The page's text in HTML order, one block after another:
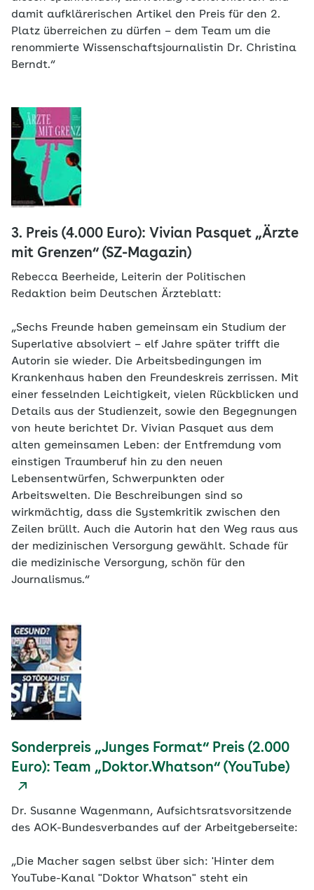
damit aufklärerischen Artikel den Preis für den 2.
Platz überreichen zu dürfen – dem Team um die
renommierte Wissenschaftsjournalistin Dr. Christina
Berndt.“
3. Preis (4.000 Euro): Vivian Pasquet „Ärzte
mit Grenzen“ (SZ-Magazin)
Rebecca Beerheide, Leiterin der Politischen
Redaktion beim Deutschen Ärzteblatt:
„Sechs Freunde haben gemeinsam ein Studium der
Superlative absolviert – elf Jahre später trifft die
Autorin sie wieder. Die Arbeitsbedingungen im
Krankenhaus haben den Freundeskreis zerrissen. Mit
einer fesselnden Leichtigkeit, vielen Rückblicken und
Details aus der Studienzeit, sowie den Begegnungen
von heute berichtet Dr. Vivian Pasquet aus dem
alten gemeinsamen Leben: der Entfremdung vom
einstigen Traumberuf hin zu den neuen
Lebensentwürfen, Schwerpunkten oder
Arbeitswelten. Die Beschreibungen sind so
wirkmächtig, dass die Systemkritik zwischen den
Zeilen brüllt. Auch die Autorin hat den Weg raus aus
der medizinischen Versorgung gewählt. Schade für
die medizinische Versorgung, schön für den
Journalismus.“
Sonderpreis „Junges Format“ Preis (2.000
Euro): Team „Doktor.Whatson“ (YouTube)
Dr. Susanne Wagenmann, Aufsichtsratsvorsitzende
des AOK-Bundesverbandes auf der Arbeitgeberseite:
„Die Macher sagen selbst über sich: 'Hinter dem
YouTube-Kanal "Doktor Whatson" steht ein